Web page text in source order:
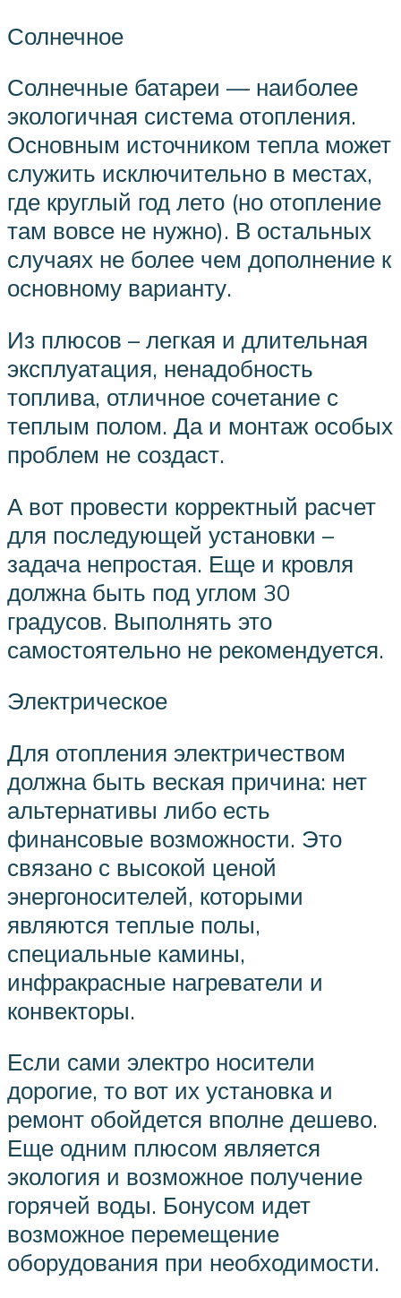
Солнечное
Солнечные батареи — наиболее
экологичная система отопления.
Основным источником тепла может
служить исключительно в местах,
где круглый год лето (но отопление
там вовсе не нужно). В остальных
случаях не более чем дополнение к
основному варианту.
Из плюсов – легкая и длительная
эксплуатация, ненадобность
топлива, отличное сочетание с
теплым полом. Да и монтаж особых
проблем не создаст.
А вот провести корректный расчет
для последующей установки –
задача непростая. Еще и кровля
должна быть под углом 30
градусов. Выполнять это
самостоятельно не рекомендуется.
Электрическое
Для отопления электричеством
должна быть веская причина: нет
альтернативы либо есть
финансовые возможности. Это
связано с высокой ценой
энергоносителей, которыми
являются теплые полы,
специальные камины,
инфракрасные нагреватели и
конвекторы.
Если сами электро носители
дорогие, то вот их установка и
ремонт обойдется вполне дешево.
Еще одним плюсом является
экология и возможное получение
горячей воды. Бонусом идет
возможное перемещение
оборудования при необходимости.